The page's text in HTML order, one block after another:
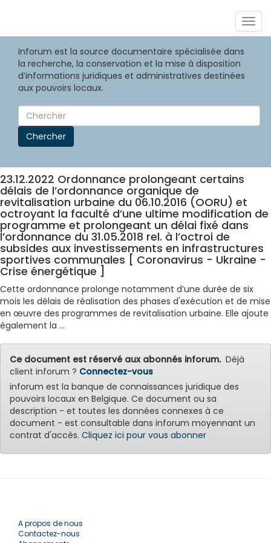
Inforum est la source documentaire spécialisée dans
la recherche, la conservation et la mise à disposition
d’informations juridiques et administratives destinées
aux pouvoirs locaux.
Chercher
23.12.2022 Ordonnance prolongeant certains
délais de l’ordonnance organique de
revitalisation urbaine du 06.10.2016 (OORU) et
octroyant la faculté d’une ultime modification de
programme et prolongeant un délai fixé dans
l’ordonnance du 31.05.2018 rel. à l’octroi de
subsides aux investissements en infrastructures
sportives communales [ Coronavirus - Ukraine -
Crise énergétique ]
Cette ordonnance prolonge notamment d’une durée de six
mois les délais de réalisation des phases d'exécution et de mise
en œuvre des programmes de revitalisation urbaine. Elle ajoute
également la ...
Ce document est réservé aux abonnés inforum.Déjà
client inforum ? Connectez-vous
inforum est la banque de connaissances juridique des
pouvoirs locaux en Belgique. Ce document ou sa
description - et toutes les données connexes à ce
document - est consultable dans inforum moyennant un
contrat d'accès. Cliquez ici pour vous abonner
A propos de nous
Contactez-nous